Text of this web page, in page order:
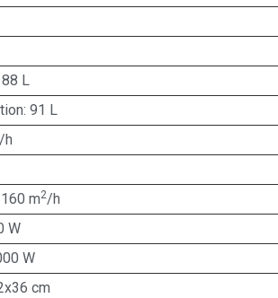
L
91 L
h
m2/h
W
W
cm